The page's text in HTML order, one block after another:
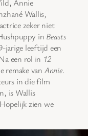
Annie
Wallis,
zeker niet
in Beasts
jarige leeftijd een
een rol in 12
remake van Annie.
in die film
is Wallis
zien we